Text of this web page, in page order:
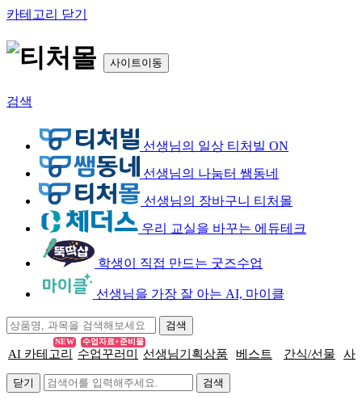
카테고리 닫기
사이트이동
검색
선생님의 일상 티처빌 ON
선생님의 나눔터 쌤동네
선생님의 장바구니 티처몰
우리 교실을 바꾸는 에듀테크
학생이 직접 만드는 굿즈수업
선생님을 가장 잘 아는 AI, 마이클
AI 카테고리
NEW
수업꾸러미
수업자료+준비물
선생님기획상품 베스트 간식/선물 사
닫기